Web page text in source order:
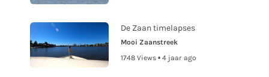
De Zaan timelapses
Mooi Zaanstreek
1748 Views • 4 jaar ago